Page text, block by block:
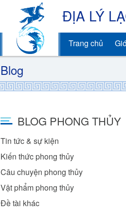
ĐỊA LÝ
Trang chủ
Blog
BLOG PHONG THỦY
Tin tức & sự kiện
Kiến thức phong thủy
Câu chuyện phong thủy
Vật phẩm phong thủy
Đề tài khác